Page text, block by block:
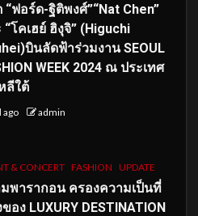
“ฟอร์ด-ฐิติพงศ์”“Nat Chen”
“โคเฮย์ ฮิงุจิ” (Higuchi
บินลัดฟ้าร่วมงาน SEOUL
WEEK 2024 ณ ประเทศ
ลีใต้
ago admin
& CONCERT FASHION UPDATE
พารากอน ครองความเป็นที่
อง LUXURY DESTINATION